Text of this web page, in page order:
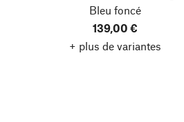
Bleu foncé
139,00 €
+ plus de variantes